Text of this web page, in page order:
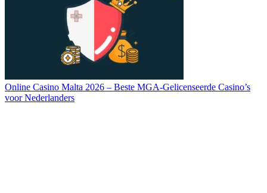
Online Casino Malta 2026 – Beste MGA-Gelicenseerde Casino’s
voor Nederlanders